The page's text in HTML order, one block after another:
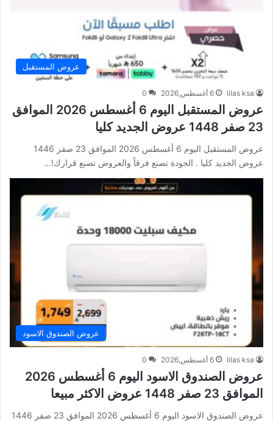
عروض المستقبل
lilas ksa 6 أغسطس,2026 0
عروض المستقبل اليوم 6 أغسطس 2026 الموافق
23 صفر 1448 عروض الجديد كليا
عروض المستقبل اليوم 6 أغسطس 2026 الموافق 23 صفر 1446
عروض الجديد كليا . الجودة تصنع فرقاً والعروض تصنع قرارك!…
عروض الصندوق الاسود
lilas ksa 6 أغسطس,2026 0
عروض الصندوق الاسود اليوم 6 أغسطس 2026
الموافق 23 صفر 1448 عروض الاكثر مبيعا
عروض الصندوق الاسود اليوم 6 أغسطس 2026 الموافق 23 صفر 1446